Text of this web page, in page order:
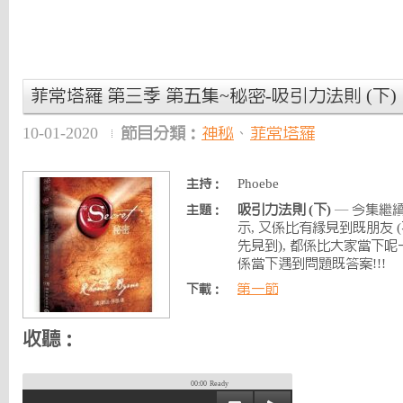
菲常塔羅 第三季 第五集~秘密-吸引力法則 (下)
10-01-2020 節目分類： 神秘 、 菲常塔羅
主持： Phoebe
主題： 吸引力法則 (下) — 今集繼
示, 又係比有緣見到既朋友
先見到), 都係比大家當下
係當下遇到問題既答案!!!
下載： 第一節
收聽：
00:00 Ready